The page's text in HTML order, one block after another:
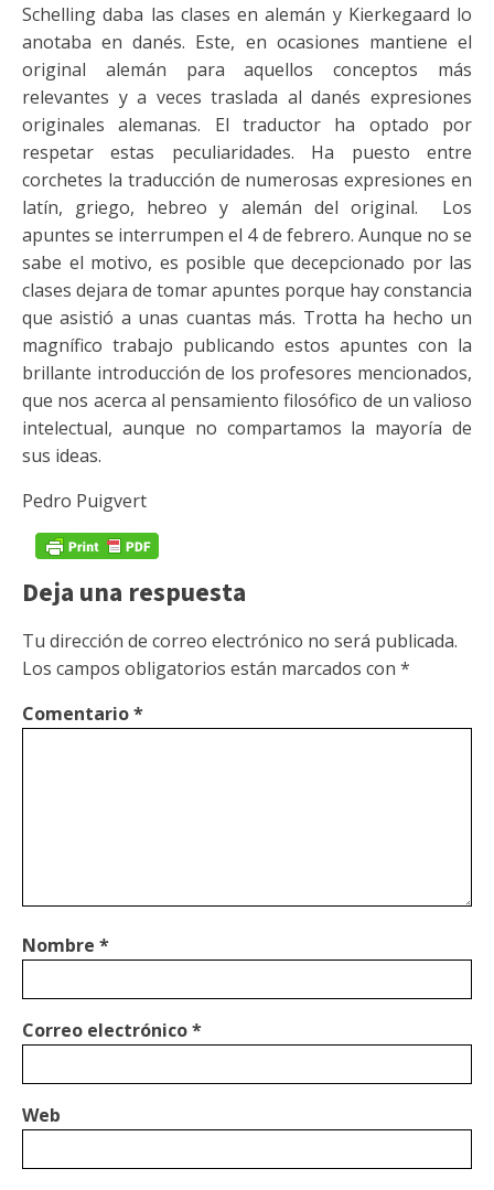
Schelling daba las clases en alemán y Kierkegaard lo
anotaba en danés. Este, en ocasiones mantiene el
original alemán para aquellos conceptos más
relevantes y a veces traslada al danés expresiones
originales alemanas. El traductor ha optado por
respetar estas peculiaridades. Ha puesto entre
corchetes la traducción de numerosas expresiones en
latín, griego, hebreo y alemán del original. Los
apuntes se interrumpen el 4 de febrero. Aunque no se
sabe el motivo, es posible que decepcionado por las
clases dejara de tomar apuntes porque hay constancia
que asistió a unas cuantas más. Trotta ha hecho un
magnífico trabajo publicando estos apuntes con la
brillante introducción de los profesores mencionados,
que nos acerca al pensamiento filosófico de un valioso
intelectual, aunque no compartamos la mayoría de
sus ideas.
Pedro Puigvert
Deja una respuesta
Tu dirección de correo electrónico no será publicada.
Los campos obligatorios están marcados con *
Comentario*
Nombre *
Correo electrónico*
Web